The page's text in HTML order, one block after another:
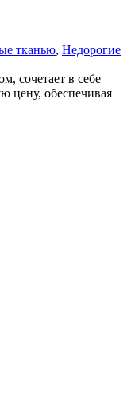
тканью, Недорогие
сочетает в себе
цену, обеспечивая